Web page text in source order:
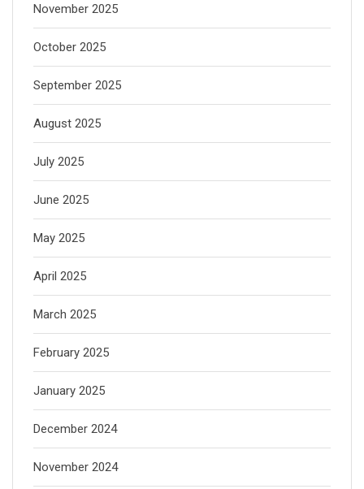
November 2025
October 2025
September 2025
August 2025
July 2025
June 2025
May 2025
April 2025
March 2025
February 2025
January 2025
December 2024
November 2024